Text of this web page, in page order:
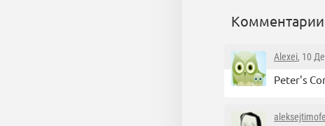
Комментарии
Alexei, 10
Peter's